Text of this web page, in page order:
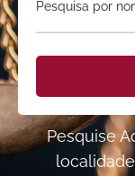
Pesquisa por
Pesquise